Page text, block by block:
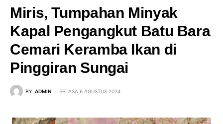
Miris, Tumpahan Minyak
Kapal Pengangkut Batu Bara
Cemari Keramba Ikan di
Pinggiran Sungai
BY ADMIN SELASA 6 AGUSTUS 2024